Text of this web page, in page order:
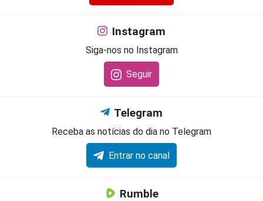
Instagram
Siga-nos no Instagram
Seguir
Telegram
Receba as notícias do dia no Telegram
Entrar no canal
Rumble